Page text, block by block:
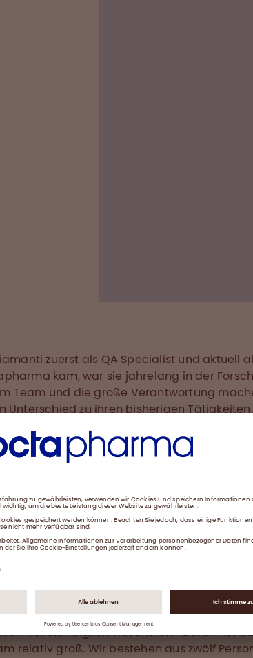
zuerst als QA Specialist und aktuell
kam, war sie jahrelang in der
Team und die große Verantwortung
Unterschied zu ihren bisherigen Tätigkeiten.
sehr viel Spaß. Und ich bin mir der
bewusst, ich weiß, wie genau ich gucken
auch an mir hängt. Ich habe da keine
auch wichtig, wenn man für das
Der Arbeitstag besteht dabei aus sehr viel
und natürlich Dokumentation. In
auch die Product Quality Reviews (PQR) für
in Springe erstellt, dafür sind Genauigkeit,
Vollständigkeit wesentlich. »Darum ist
relativ groß. Wir bestehen aus zwölf